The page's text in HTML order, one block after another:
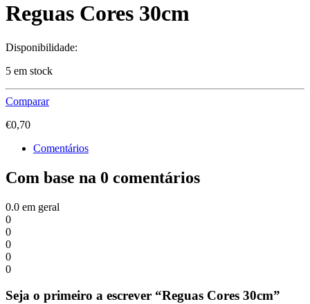
Reguas Cores 30cm
Disponibilidade:
5 em stock
Comparar
€0,70
Comentários
Com base na 0 comentários
0.0 em geral
0
0
0
0
0
Seja o primeiro a escrever “Reguas Cores 30cm”